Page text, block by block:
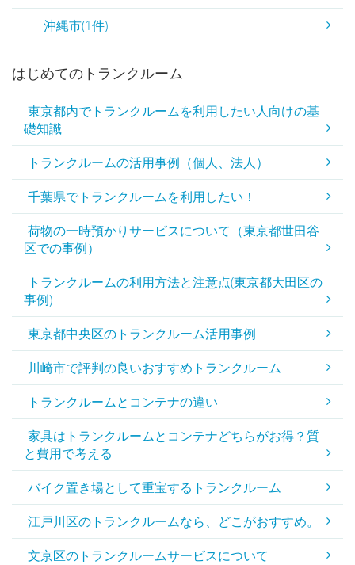
沖縄市(1件)
はじめてのトランクルーム
東京都内でトランクルームを利用したい人向けの基
礎知識
トランクルームの活用事例（個人、法人）
千葉県でトランクルームを利用したい！
荷物の一時預かりサービスについて（東京都世田谷
区での事例）
トランクルームの利用方法と注意点(東京都大田区の
事例)
東京都中央区のトランクルーム活用事例
川崎市で評判の良いおすすめトランクルーム
トランクルームとコンテナの違い
家具はトランクルームとコンテナどちらがお得？質
と費用で考える
バイク置き場として重宝するトランクルーム
江戸川区のトランクルームなら、どこがおすすめ。
文京区のトランクルームサービスについて